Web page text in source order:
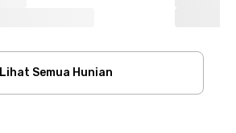
Lihat Semua Hunian